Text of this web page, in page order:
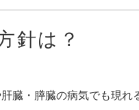
針は？
臓・膵臓の病気でも現れ